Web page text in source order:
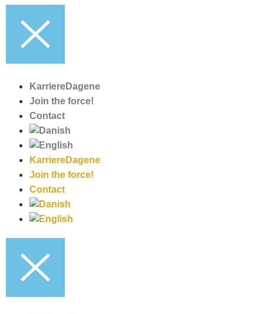
KarriereDagene
Join the force!
Contact
KarriereDagene
Join the force!
Contact